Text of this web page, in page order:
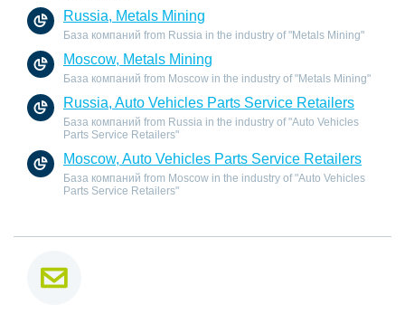
Russia, Metals Mining
База компаний from Russia in the industry of "Metals Mining"
Moscow, Metals Mining
База компаний from Moscow in the industry of "Metals Mining"
Russia, Auto Vehicles Parts Service Retailers
База компаний from Russia in the industry of "Auto Vehicles
Parts Service Retailers"
Moscow, Auto Vehicles Parts Service Retailers
База компаний from Moscow in the industry of "Auto Vehicles
Parts Service Retailers"